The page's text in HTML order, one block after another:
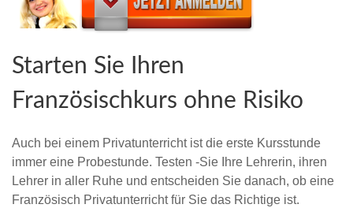
Starten Sie Ihren
Französischkurs ohne Risiko
Auch bei einem Privatunterricht ist die erste Kursstunde
immer eine Probestunde. Testen -Sie Ihre Lehrerin, ihren
Lehrer in aller Ruhe und entscheiden Sie danach, ob eine
Französisch Privatunterricht für Sie das Richtige ist.